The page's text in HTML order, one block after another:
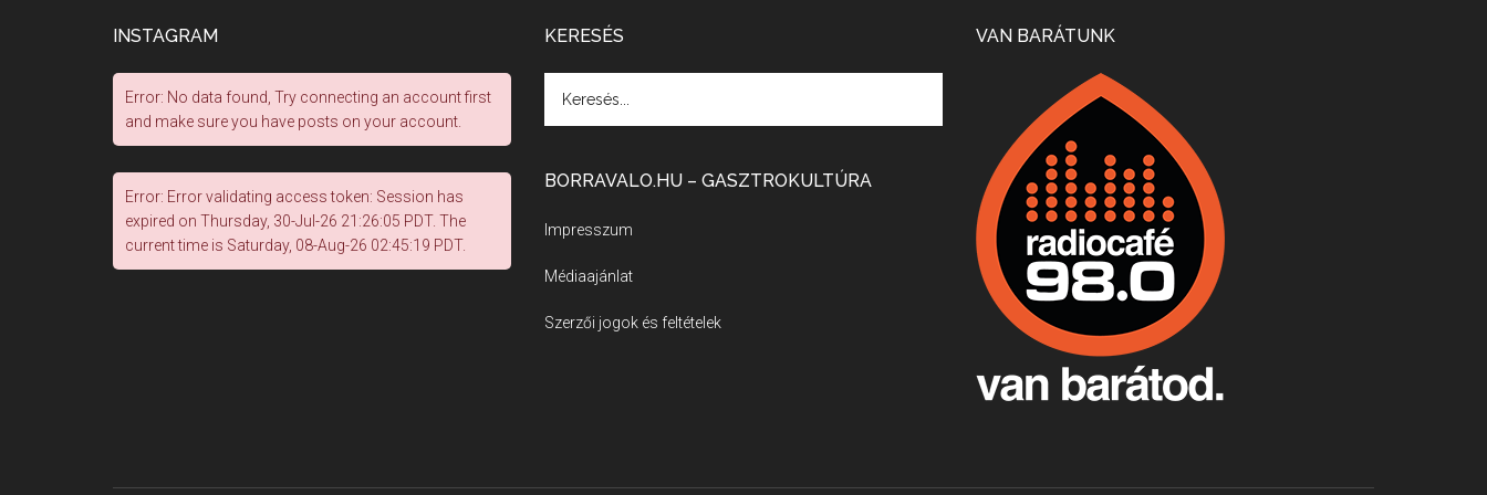
Apr 24, 2026 • 00:38:10
Villány, kékfrankos, Jackfall
Apr 17, 2026 • 00:35:38
Apr 9, 2026 • 00:37:17
INSTAGRAM
Error: No data found, Try connecting an account first
and make sure you have posts on your account.
Error: Error validating access token: Session has
expired on Thursday, 30-Jul-26 21:26:05 PDT. The
current time is Saturday, 08-Aug-26 02:45:19 PDT.
KERESÉS
BORRAVALO.HU – GASZTROKULTÚRA
Impresszum
Médiaajánlat
Szerzői jogok és feltételek
VAN BARÁTUNK